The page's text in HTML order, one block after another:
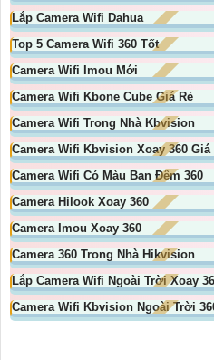
Lắp Camera Wifi Dahua
Top 5 Camera Wifi 360 Tốt
Camera Wifi Imou Mới
Camera Wifi Kbone Cube Giá Rẻ
Camera Wifi Trong Nhà Kbvision
Camera Wifi Kbvision Xoay 360 Giá
Camera Wifi Có Màu Ban Đêm 360
Camera Hilook Xoay 360
Camera Imou Xoay 360
Camera 360 Trong Nhà Hikvision
Lắp Camera Wifi Ngoài Trời Xoay
Camera Wifi Kbvision Ngoài Trời